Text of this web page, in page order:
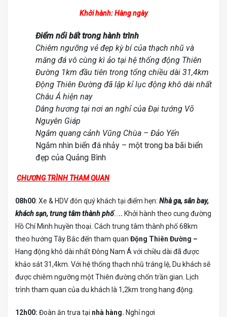
Khởi hành: Hàng ngày
Điểm nổi bất trong hành trình
Chiêm ngưỡng vẻ đẹp kỳ bí của thạch nhũ và
măng đá vô cùng kì ảo tại hệ thống động Thiên
Đường 1km đầu tiên trong tổng chiều dài 31,4km
Động Thiên Đường đã lập kỉ lục động khô dài nhất
Châu Á hiện nay
Dâng hương tại nơi an nghỉ của Đại tướng Võ
Nguyên Giáp
Ngắm quang cảnh Vũng Chùa – Đảo Yến
Ngắm nhìn biển đá nhảy – một trong ba bãi biển
đẹp của Quảng Bình
CHƯƠNG TRÌNH THAM QUAN
08h00: Xe & HDV đón quý khách tại điểm hẹn: Nhà ga, sân bay,
khách sạn, trung tâm thành phố… .. Khởi hành theo cung đường
Hồ Chí Minh huyền thoại. Cách trung tâm thành phố 68km
theo hướng Tây Bắc đến tham quan Động Thiên Đường –
Hang động khô dài nhất Đông Nam Á với chiều dài đã được
khảo sát 31,4km. Với hệ thống thạch nhũ tráng lệ, Du khách sẽ
được chiêm ngưỡng một Thiên đường chốn trần gian. Lịch
trình tham quan của du khách là 1,2km trong hang động.
12h00: Đoàn ăn trưa tại nhà hàng. Nghỉ ngơi